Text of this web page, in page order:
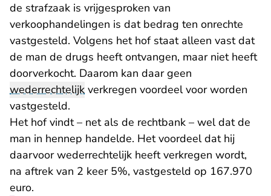
de strafzaak is vrijgesproken van
verkoophandelingen is dat bedrag ten onrechte
vastgesteld. Volgens het hof staat alleen vast dat
de man de drugs heeft ontvangen, maar niet heeft
doorverkocht. Daarom kan daar geen
wederrechtelijk verkregen voordeel voor worden
vastgesteld.
Het hof vindt – net als de rechtbank – wel dat de
man in hennep handelde. Het voordeel dat hij
daarvoor wederrechtelijk heeft verkregen wordt,
na aftrek van 2 keer 5%, vastgesteld op 167.970
euro.